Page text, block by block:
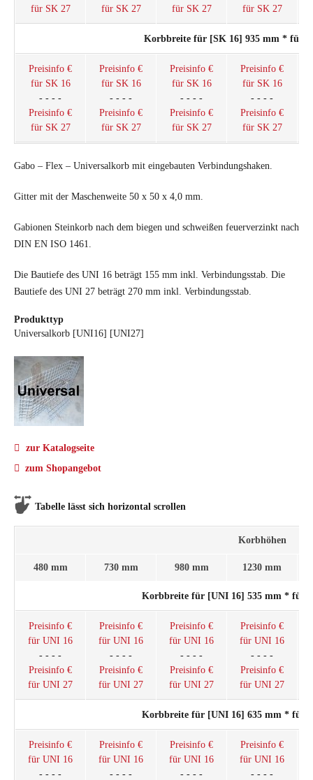
für SK 27
für SK 27
für SK 27
für SK 27
Korbbreite für [SK 16] 935 mm * für
Preisinfo €
für SK 16
- - - -
Preisinfo €
für SK 27
Preisinfo €
für SK 16
- - - -
Preisinfo €
für SK 27
Preisinfo €
für SK 16
- - - -
Preisinfo €
für SK 27
Preisinfo €
für SK 16
- - - -
Preisinfo €
für SK 27
Gabo – Flex – Universalkorb mit eingebauten Verbindungshaken.
Gitter mit der Maschenweite 50 x 50 x 4,0 mm.
Gabionen Steinkorb nach dem biegen und schweißen feuerverzinkt nach
DIN EN ISO 1461.
Die Bautiefe des UNI 16 beträgt 155 mm inkl. Verbindungsstab. Die
Bautiefe des UNI 27 beträgt 270 mm inkl. Verbindungsstab.
Produkttyp
Universalkorb [UNI16] [UNI27]
zur Katalogseite
zum Shopangebot
Tabelle lässt sich horizontal scrollen
Korbhöhen
480 mm 730 mm 980 mm 1230 mm
Korbbreite für [UNI 16] 535 mm * für
Preisinfo €
für UNI 16
- - - -
Preisinfo €
für UNI 27
Preisinfo €
für UNI 16
- - - -
Preisinfo €
für UNI 27
Preisinfo €
für UNI 16
- - - -
Preisinfo €
für UNI 27
Preisinfo €
für UNI 16
- - - -
Preisinfo €
für UNI 27
Korbbreite für [UNI 16] 635 mm * für
Preisinfo €
für UNI 16
- - - -
Preisinfo €
für UNI 16
- - - -
Preisinfo €
für UNI 16
- - - -
Preisinfo €
für UNI 16
- - - -